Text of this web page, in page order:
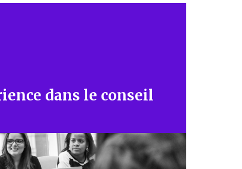
dans le conseil